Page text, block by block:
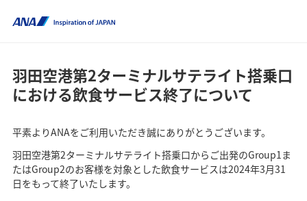
羽田空港第2ターミナルサテライト搭乗口
における飲食サービス終了について
平素よりANAをご利用いただき誠にありがとうございます。
羽田空港第2ターミナルサテライト搭乗口からご出発のGroup1ま
たはGroup2のお客様を対象とした飲食サービスは2024年3月31
日をもって終了いたします。